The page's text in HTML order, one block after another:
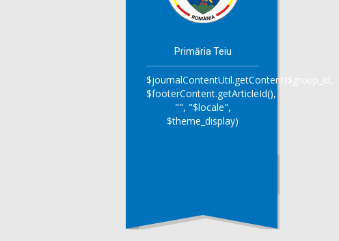
Primăria Teiu
$journalContentUtil.getContent($group_id,
$footerContent.getArticleId(),
"", "$locale",
$theme_display)